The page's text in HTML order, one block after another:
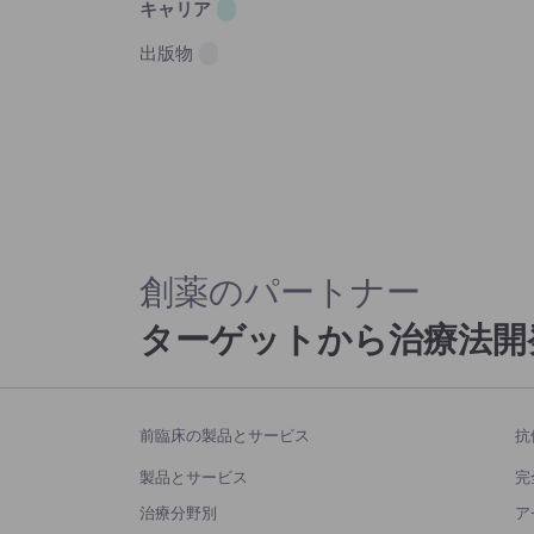
キャリア
出版物
創薬のパートナー
ターゲットから治療法
前臨床の製品とサービス
製品とサービス
治療分野別